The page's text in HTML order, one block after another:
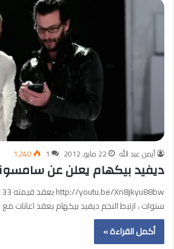
أيمن عبد الله 22 مايو, 2012 1 1٬240
ديفيد بيكهام يعلن عن
سنوات ، ارتبط النجم ديفيد بيكهام بعقد اعانات
أكمل القراءة »